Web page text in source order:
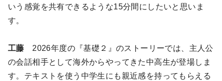
いう感覚を共有できるような15分間にしたいと思いま
す。
工藤 2026年度の『基礎２』のストーリーでは、主人公
の会話相手として海外からやってきた中高生が登場しま
す。テキストを使う中学生にも親近感を持ってもらえる